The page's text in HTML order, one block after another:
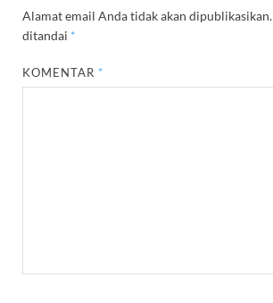
Alamat email Anda tidak akan dipublikasikan.
ditandai *
KOMENTAR *